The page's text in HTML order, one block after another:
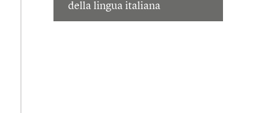
della lingua italiana